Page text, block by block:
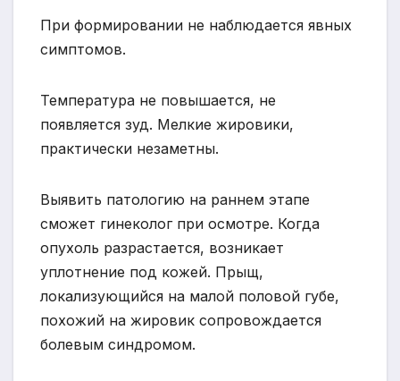
При формировании не наблюдается явных
симптомов.
Температура не повышается, не
появляется зуд. Мелкие жировики,
практически незаметны.
Выявить патологию на раннем этапе
сможет гинеколог при осмотре. Когда
опухоль разрастается, возникает
уплотнение под кожей. Прыщ,
локализующийся на малой половой губе,
похожий на жировик сопровождается
болевым синдромом.